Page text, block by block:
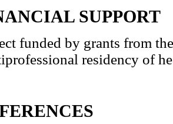
SUPPORT
funded by grants from
residency of